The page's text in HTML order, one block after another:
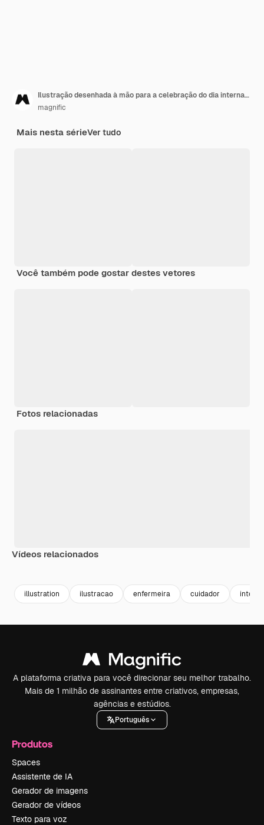
Ilustração desenhada à mão para a celebração do dia internacional das enfermeiras
magnific
Mais nesta sérieVer tudo
Você também pode gostar destes vetores
Fotos relacionadas
Vídeos relacionados
illustration ilustracao enfermeira cuidador
A plataforma criativa para você direcionar seu melhor trabalho.
Mais de 1 milhão de assinantes entre criativos, empresas,
agências e estúdios.
Português
Produtos
Spaces
Assistente de IA
Gerador de imagens
Gerador de vídeos
Texto para voz